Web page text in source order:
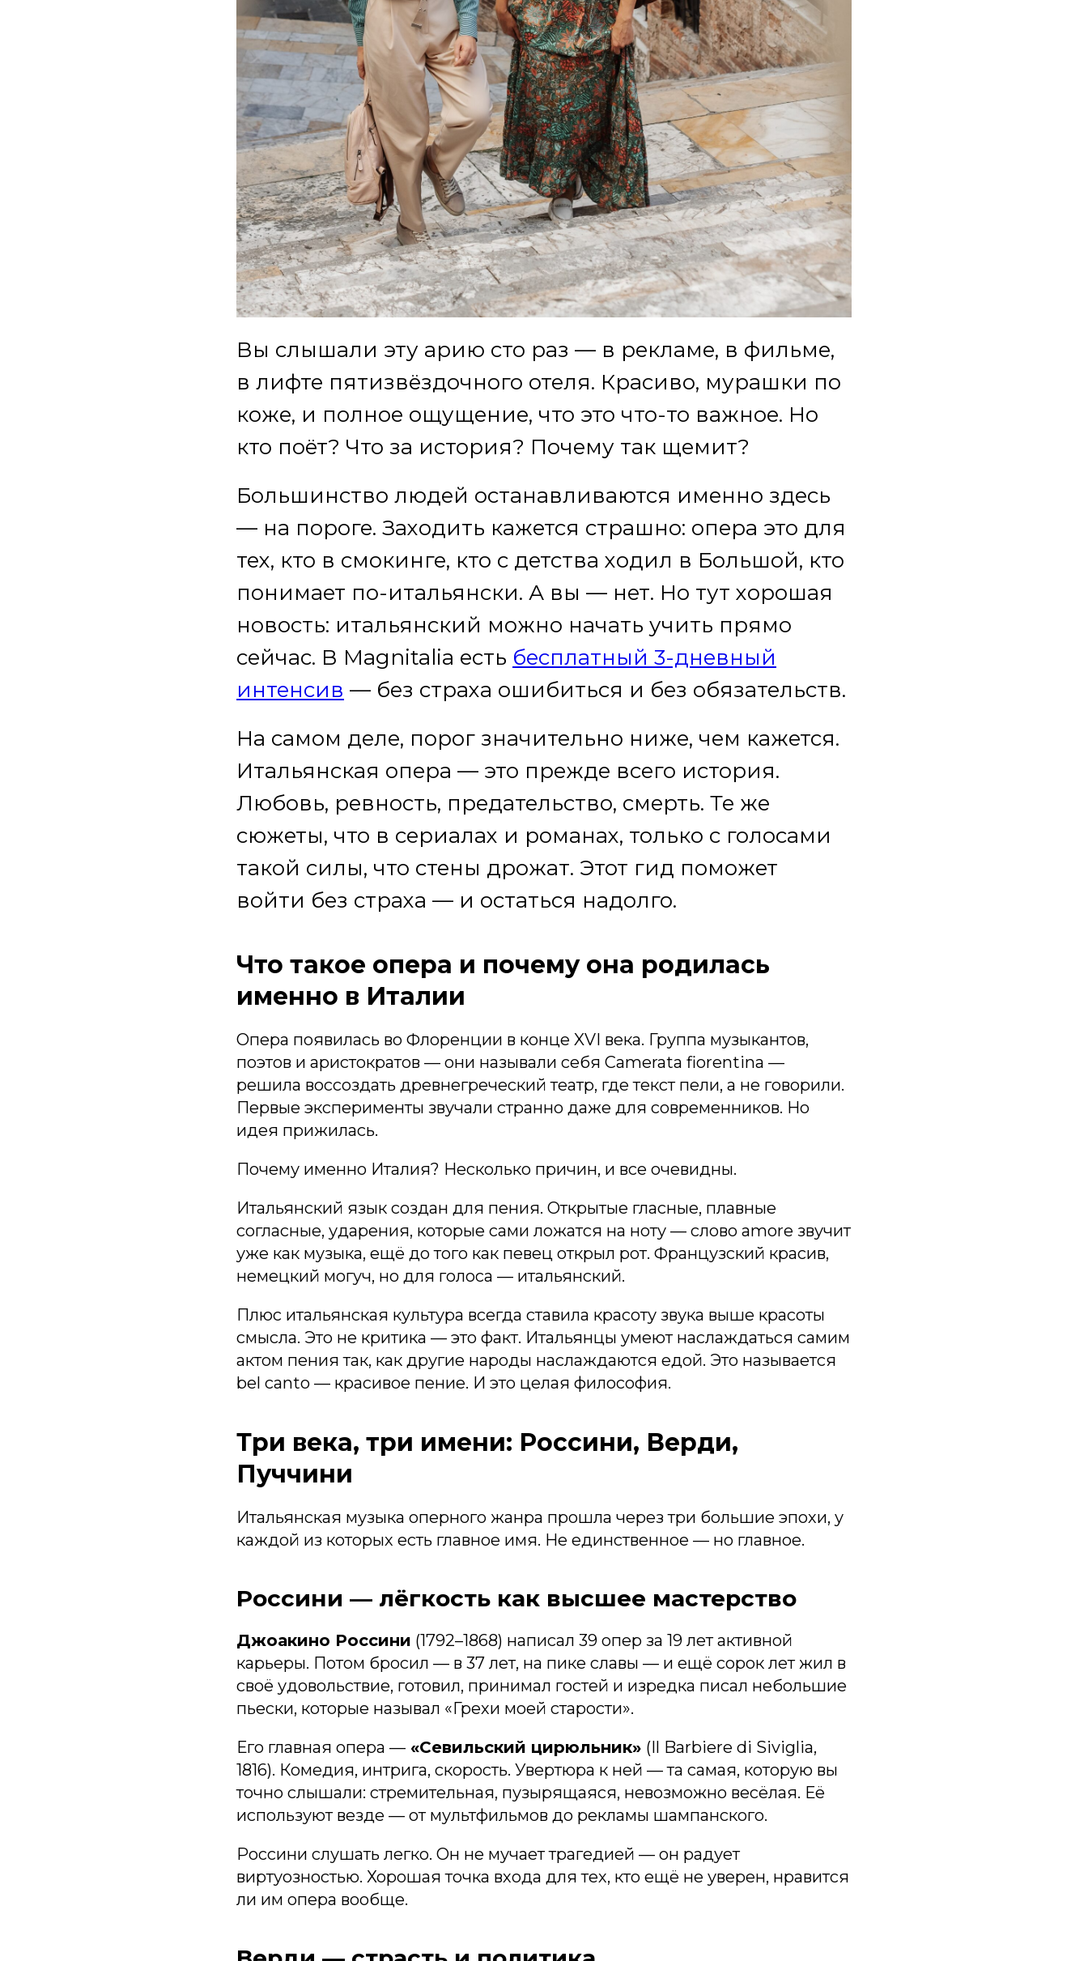
Вы слышали эту арию сто раз — в рекламе, в фильме,
в лифте пятизвёздочного отеля. Красиво, мурашки по
коже, и полное ощущение, что это что-то важное. Но
кто поёт? Что за история? Почему так щемит?
Большинство людей останавливаются именно здесь
— на пороге. Заходить кажется страшно: опера это для
тех, кто в смокинге, кто с детства ходил в Большой, кто
понимает по-итальянски. А вы — нет. Но тут хорошая
новость: итальянский можно начать учить прямо
сейчас. В Magnitalia есть бесплатный 3-дневный
интенсив — без страха ошибиться и без обязательств.
На самом деле, порог значительно ниже, чем кажется.
Итальянская опера — это прежде всего история.
Любовь, ревность, предательство, смерть. Те же
сюжеты, что в сериалах и романах, только с голосами
такой силы, что стены дрожат. Этот гид поможет
войти без страха — и остаться надолго.
Что такое опера и почему она родилась
именно в Италии
Опера появилась во Флоренции в конце XVI века. Группа музыкантов,
поэтов и аристократов — они называли себя Camerata fiorentina —
решила воссоздать древнегреческий театр, где текст пели, а не говорили.
Первые эксперименты звучали странно даже для современников. Но
идея прижилась.
Почему именно Италия? Несколько причин, и все очевидны.
Итальянский язык создан для пения. Открытые гласные, плавные
согласные, ударения, которые сами ложатся на ноту — слово amore звучит
уже как музыка, ещё до того как певец открыл рот. Французский красив,
немецкий могуч, но для голоса — итальянский.
Плюс итальянская культура всегда ставила красоту звука выше красоты
смысла. Это не критика — это факт. Итальянцы умеют наслаждаться самим
актом пения так, как другие народы наслаждаются едой. Это называется
bel canto — красивое пение. И это целая философия.
Три века, три имени: Россини, Верди,
Пуччини
Итальянская музыка оперного жанра прошла через три большие эпохи, у
каждой из которых есть главное имя. Не единственное — но главное.
Россини — лёгкость как высшее мастерство
Джоакино Россини (1792–1868) написал 39 опер за 19 лет активной
карьеры. Потом бросил — в 37 лет, на пике славы — и ещё сорок лет жил в
своё удовольствие, готовил, принимал гостей и изредка писал небольшие
пьески, которые называл «Грехи моей старости».
Его главная опера — «Севильский цирюльник» (Il Barbiere di Siviglia,
1816). Комедия, интрига, скорость. Увертюра к ней — та самая, которую вы
точно слышали: стремительная, пузырящаяся, невозможно весёлая. Её
используют везде — от мультфильмов до рекламы шампанского.
Россини слушать легко. Он не мучает трагедией — он радует
виртуозностью. Хорошая точка входа для тех, кто ещё не уверен, нравится
ли им опера вообще.